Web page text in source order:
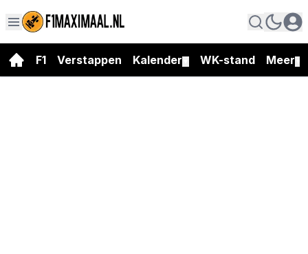
F1 Verstappen Kalender WK-stand Meer